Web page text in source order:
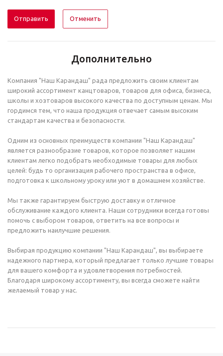
Отменить
Дополнительно
Компания "Наш Карандаш" рада предложить своим клиентам
широкий ассортимент канцтоваров, товаров для офиса, бизнеса,
школы и хозтоваров высокого качества по доступным ценам. Мы
гордимся тем, что наша продукция отвечает самым высоким
стандартам качества и безопасности.
Одним из основных преимуществ компании "Наш Карандаш"
является разнообразие товаров, которое позволяет нашим
клиентам легко подобрать необходимые товары для любых
целей: будь то организация рабочего пространства в офисе,
подготовка к школьному уроку или уют в домашнем хозяйстве.
Мы также гарантируем быструю доставку и отличное
обслуживание каждого клиента. Наши сотрудники всегда готовы
помочь с выбором товаров, ответить на все вопросы и
предложить наилучшие решения.
Выбирая продукцию компании "Наш Карандаш", вы выбираете
надежного партнера, который предлагает только лучшие товары
для вашего комфорта и удовлетворения потребностей.
Благодаря широкому ассортименту, вы всегда сможете найти
желаемый товар у нас.